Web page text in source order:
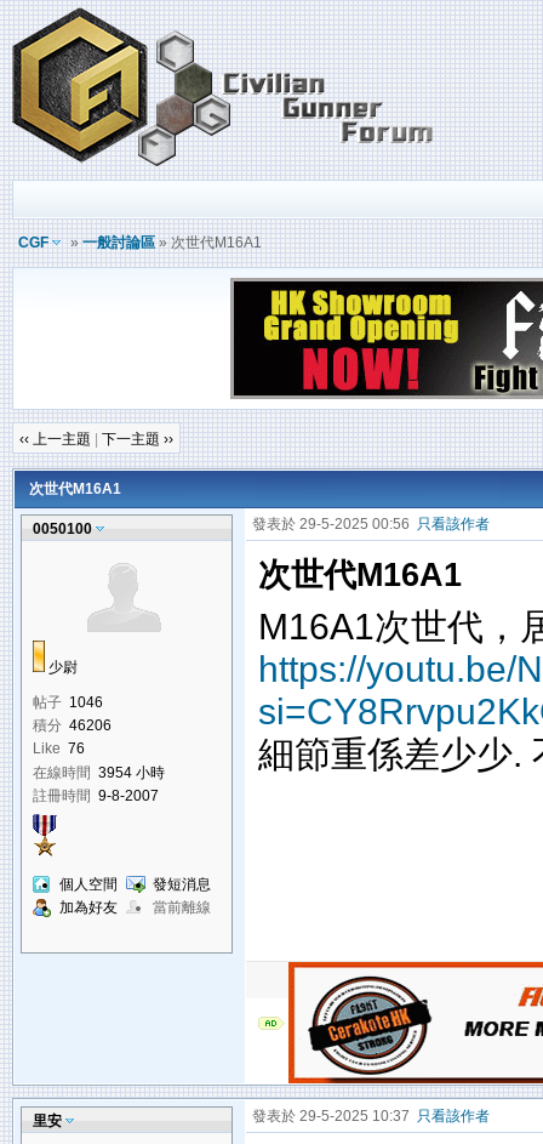
CGF »一般討論區» 次世代M16A1
‹‹ 上一主題 下一主題 ››
次世代M16A1
0050100
少尉
帖子 1046
積分 46206
Like 76
在線時間 3954 小時
註冊時間 9-8-2007
個人空間
發短消息
加為好友
當前離線
發表於 29-5-2025 00:56 只看該作者
次世代M16A1
M16A1次世代，
https://youtu.be/
細節重係差少少.
里安 發表於 29-5-2025 10:37 只看該作者